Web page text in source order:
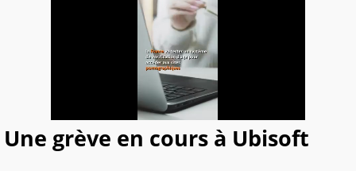
Une grève en cours à Ubisoft